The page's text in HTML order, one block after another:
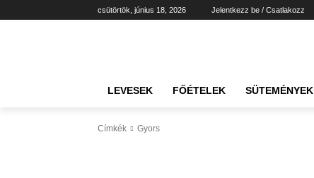
csütörtök, június 18, 2026 Jelentkezz be / Csatlakozz
LEVESEK FŐÉTELEK SÜTEMÉNYEK
Címkék Gyors